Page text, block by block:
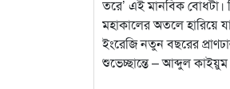
তরে’ এই মানবিক
মহাকালের অতলে
ইংরেজি নতুন বছরের
শুভেচ্ছান্তে – আব্দুল